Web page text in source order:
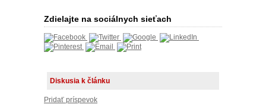
Zdielajte na sociálnych sieťach
Diskusia k článku
Pridať príspevok